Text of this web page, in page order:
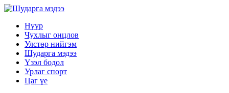
Нүүр
Чухлыг онцлов
Улстөр нийгэм
Шударга мэдээ
Үзэл бодол
Урлаг спорт
Цаг үе